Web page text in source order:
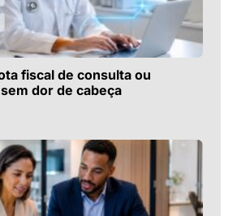
fiscal de consulta ou
dor de cabeça